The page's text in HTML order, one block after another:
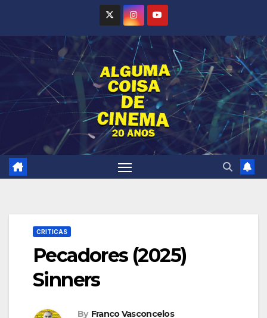
CRITICAS
Pecadores (2025)
Sinners
By Franco Vasconcelos